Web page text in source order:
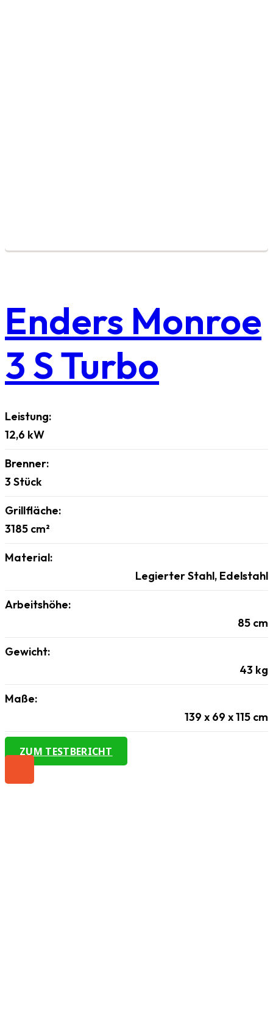
Enders Monroe
3 S Turbo
Leistung:
12,6 kW
Brenner:
3 Stück
Grillfläche:
3185 cm²
Material:
Legierter Stahl, Edelstahl
Arbeitshöhe:
85 cm
Gewicht:
43 kg
Maße:
139 x 69 x 115 cm
ZUM TESTBERICHT